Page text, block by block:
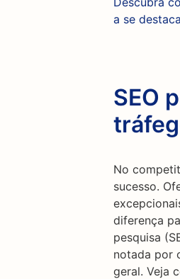
a se
SEO
No
sucesso.
diferença
pesquisa
notada por
geral. Veja